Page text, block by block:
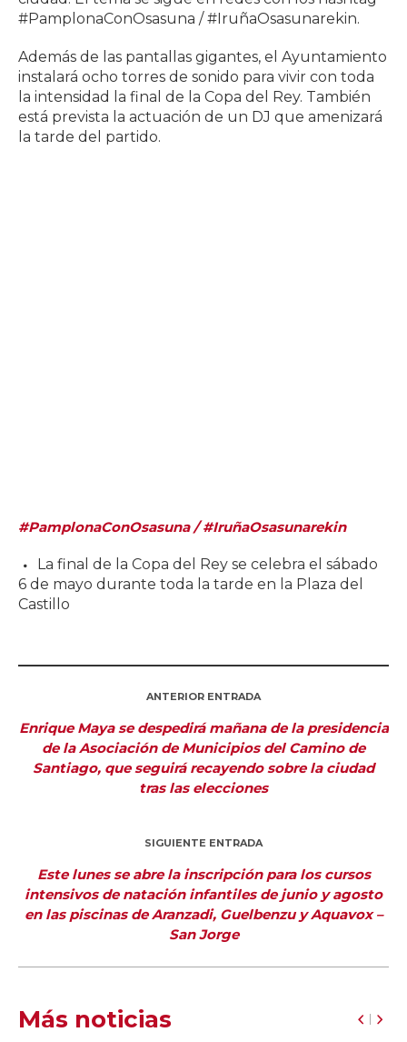
#PamplonaConOsasuna / #IruñaOsasunarekin.
Además de las pantallas gigantes, el Ayuntamiento
instalará ocho torres de sonido para vivir con toda
la intensidad la final de la Copa del Rey. También
está prevista la actuación de un DJ que amenizará
la tarde del partido.
#PamplonaConOsasuna / #IruñaOsasunarekin
La final de la Copa del Rey se celebra el sábado
6 de mayo durante toda la tarde en la Plaza del
Castillo
ANTERIOR ENTRADA
Enrique Maya se despedirá mañana de la presidencia
de la Asociación de Municipios del Camino de
Santiago, que seguirá recayendo sobre la ciudad
tras las elecciones
SIGUIENTE ENTRADA
Este lunes se abre la inscripción para los cursos
intensivos de natación infantiles de junio y agosto
en las piscinas de Aranzadi, Guelbenzu y Aquavox –
San Jorge
Más noticias